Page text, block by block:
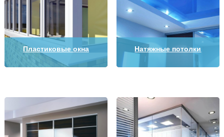
Пластиковые окна Натяжные потолки